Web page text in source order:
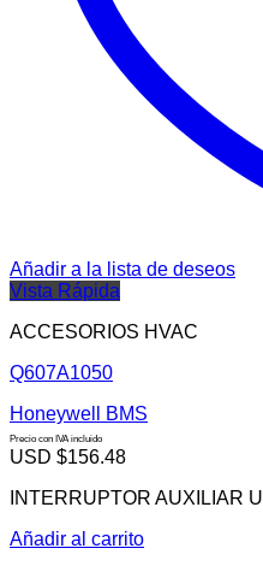
Añadir a la lista de deseos
Vista Rápida
ACCESORIOS HVAC
Q607A1050
Honeywell BMS
Precio con IVA incluido
USD $156.48
INTERRUPTOR AUXILIAR
Añadir al carrito